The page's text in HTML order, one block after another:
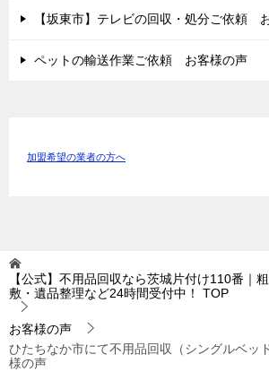
【坂東市】テレビの回収・処分ご依頼
ペットの輸送作業ご依頼 お客様の声
加盟希望の業者の方へ
【公式】不用品回収なら茨城片付け110番｜
敷・遺品整理など24時間受付中！
TOP
お客様の声
ひたちなか市にて不用品回収（シングルベッ
様の声